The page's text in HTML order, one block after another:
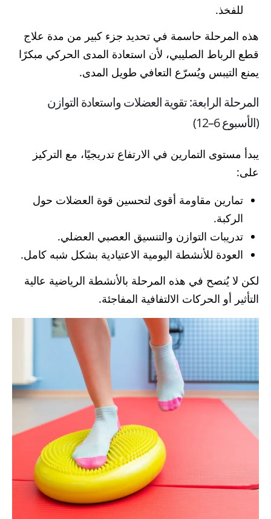
للفخذ.
هذه المرحلة حاسمة في تحديد جزء كبير من مدة علاج
قطع الرباط الصليبي، لأن استعادة المدى الحركي مبكرًا
يمنع التيبس ويُسرّع التعافي طويل المدى.
المرحلة الرابعة: تقوية العضلات واستعادة التوازن
(الأسبوع 6–12)
يبدأ مستوى التمارين في الارتفاع تدريجيًا، مع التركيز
على:
تمارين مقاومة أقوى لتحسين قوة العضلات حول
الركبة.
تدريبات التوازن والتنسيق العصبي العضلي.
العودة للأنشطة اليومية الاعتيادية بشكل شبه كامل.
لكن لا يُنصح في هذه المرحلة بالأنشطة الرياضية عالية
التأثير أو الحركات الالتفافية المفاجئة.